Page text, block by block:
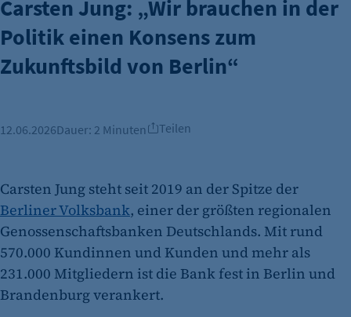
Carsten Jung: „Wir brauchen in der
Politik einen Konsens zum
Zukunftsbild von Berlin“
12.06.2026Dauer: 2 Minuten Teilen
Carsten Jung steht seit 2019 an der Spitze der
Berliner Volksbank, einer der größten regionalen
Genossenschaftsbanken Deutschlands. Mit rund
570.000 Kundinnen und Kunden und mehr als
231.000 Mitgliedern ist die Bank fest in Berlin und
Brandenburg verankert.